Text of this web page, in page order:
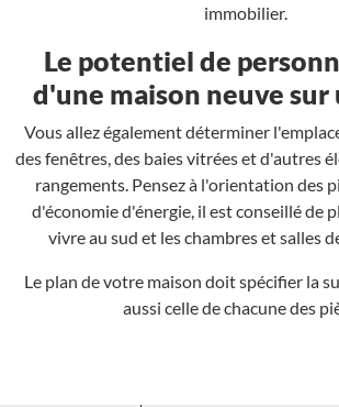
immobilier.
Le potentiel de
d'une maison neuve
Vous allez également déterminer
des fenêtres, des baies vitrées et d'autres
rangements. Pensez à l'orientation des
d'économie d'énergie, il est conseillé de
vivre au sud et les chambres et salles
Le plan de votre maison doit spécifier la
aussi celle de chacune des